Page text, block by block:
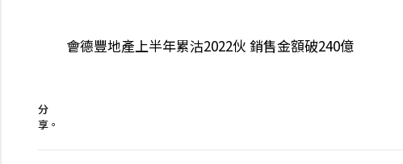
會德豐地產上半年累沽2022伙 銷售金額破240億
分
享。